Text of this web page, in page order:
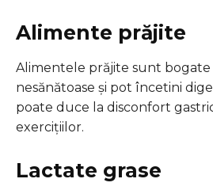
Alimente prăjite
Alimentele prăjite sunt bogate
nesănătoase și pot încetini
poate duce la disconfort
exercițiilor.
Lactate grase